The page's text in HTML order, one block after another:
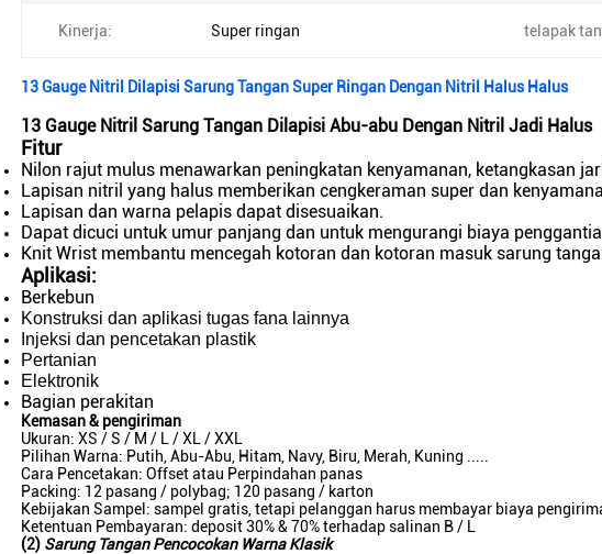
Kinerja: Super ringan telapak
13 Gauge Nitril Dilapisi Sarung Tangan Super Ringan Dengan Nitril Halus Halus
13 Gauge Nitril Sarung Tangan Dilapisi Abu-abu Dengan Nitril Jadi Halus
Fitur
Nilon rajut mulus menawarkan peningkatan kenyamanan, ketangkasan
Lapisan nitril yang halus memberikan cengkeraman super dan
Lapisan dan warna pelapis dapat disesuaikan.
Dapat dicuci untuk umur panjang dan untuk mengurangi biaya
Knit Wrist membantu mencegah kotoran dan kotoran masuk sarung
Aplikasi:
Berkebun
Konstruksi dan aplikasi tugas fana lainnya
Injeksi dan pencetakan plastik
Pertanian
Elektronik
Bagian perakitan
Kemasan & pengiriman
Ukuran: XS / S / M / L / XL / XXL
Pilihan Warna: Putih, Abu-Abu, Hitam, Navy, Biru, Merah, Kuning .....
Cara Pencetakan: Offset atau Perpindahan panas
Packing: 12 pasang / polybag; 120 pasang / karton
Kebijakan Sampel: sampel gratis, tetapi pelanggan harus membayar biaya
Ketentuan Pembayaran: deposit 30% & 70% terhadap salinan B / L
(2) Sarung Tangan Pencocokan Warna Klasik